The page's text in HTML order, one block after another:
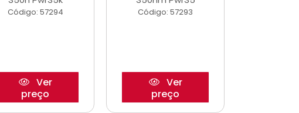
Código: 57294
Ver
preço
Código: 57293
Ver
preço